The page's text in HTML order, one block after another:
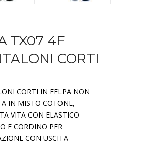
TX07 4F
CORTI
CORTI IN FELPA NON
IN MISTO COTONE,
VITA CON ELASTICO
E CORDINO PER
CON USCITA